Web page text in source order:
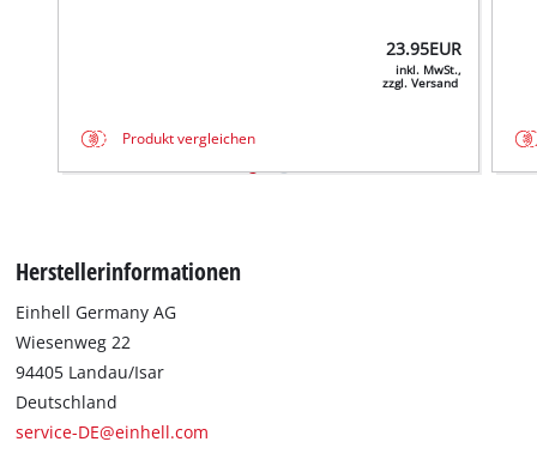
23.95EUR
inkl. MwSt.,
zzgl. Versand
Produkt vergleichen
Herstellerinformationen
Einhell Germany AG
Wiesenweg 22
94405 Landau/Isar
Deutschland
service-DE@einhell.com